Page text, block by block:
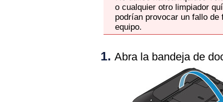
o cualquier otro limpiador
podrían provocar un fallo
equipo.
Abra la bandeja de